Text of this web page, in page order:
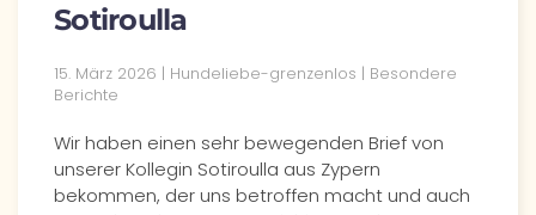
Sotiroulla
15. März 2026 | Hundeliebe-grenzenlos | Besondere
Berichte
Wir haben einen sehr bewegenden Brief von
unserer Kollegin Sotiroulla aus Zypern
bekommen, der uns betroffen macht und auch